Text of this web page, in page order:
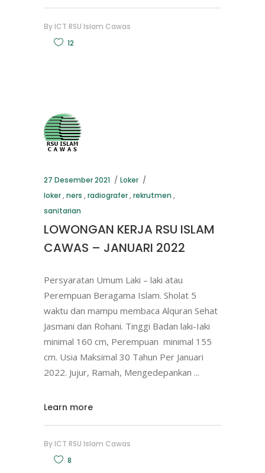
By ICT RSU Islam Cawas
12
27 Desember 2021
Loker
loker,ners ,radiografer,rekrutmen ,
sanitarian
LOWONGAN KERJA RSU ISLAM
CAWAS – JANUARI 2022
Persyaratan Umum Laki – laki atau
Perempuan Beragama Islam. Sholat 5
waktu dan mampu membaca Alquran Sehat
Jasmani dan Rohani. Tinggi Badan laki-Iaki
minimal 160 cm, Perempuan minimal 155
cm. Usia Maksimal 30 Tahun Per Januari
2022. Jujur, Ramah, Mengedepankan
Learn more
By ICT RSU Islam Cawas
8